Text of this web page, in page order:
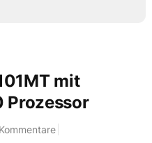
mit
Prozessor